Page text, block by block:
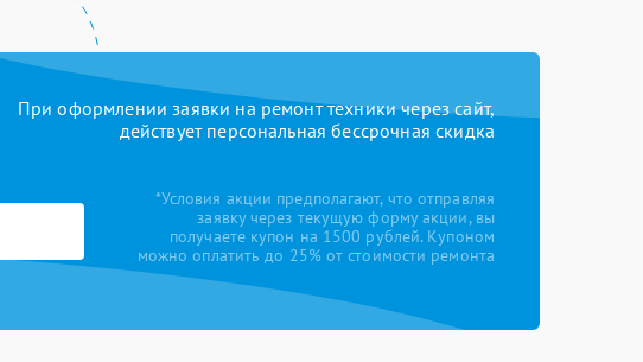
При оформлении заявки на ремонт техники через сайт,
действует персональная бессрочная скидка
*Условия акции предполагают, что отправляя
заявку через текущую форму акции, вы
получаете купон на 1500 рублей. Купоном
можно оплатить до 25% от стоимости ремонта